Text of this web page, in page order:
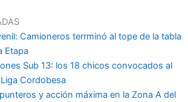
Camioneros terrminó al tope de la tabla
Etapa
Sub 13: los 18 chicos convocados al
Cordobesa
y acción máxima en la Zona A del